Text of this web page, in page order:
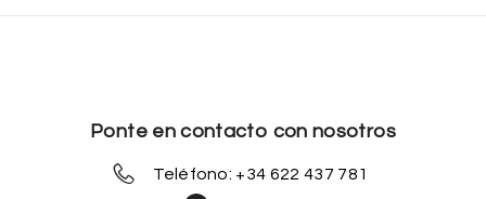
Ponte en contacto con nosotros
Teléfono: +34 622 437 781